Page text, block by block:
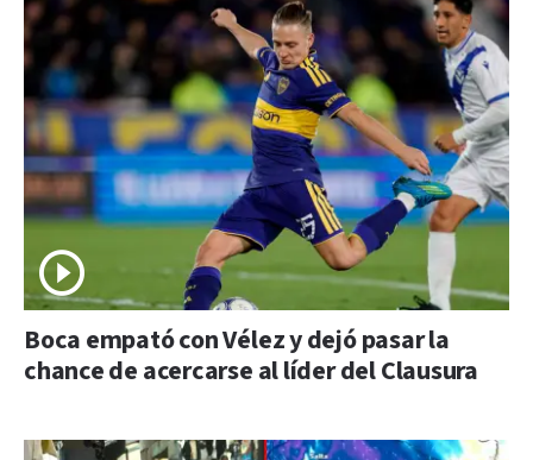
Boca empató con Vélez y dejó pasar la
chance de acercarse al líder del Clausura